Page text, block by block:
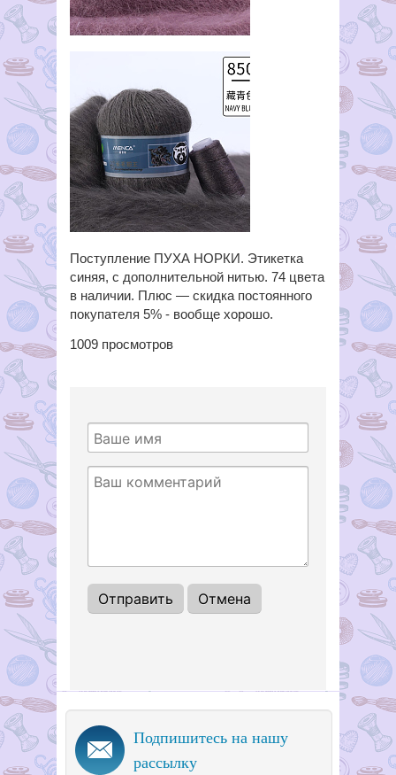
Поступление ПУХА НОРКИ. Этикетка
синяя, с дополнительной нитью. 74 цвета
в наличии. Плюс — скидка постоянного
покупателя 5% - вообще хорошо.
1009 просмотров
Подпишитесь на нашу
рассылку